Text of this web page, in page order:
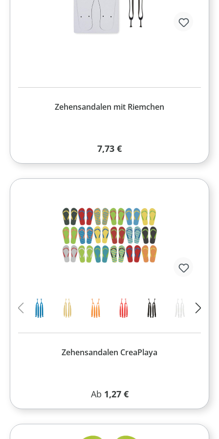
Zehensandalen mit Riemchen
Regulärer Preis:
7,73 €
Zehensandalen CreaPlaya
Regulärer Preis:
Ab 1,27 €